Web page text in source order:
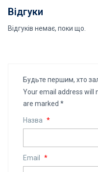
Відгуки
Відгуків немає, поки що.
Будьте першим, хто
Your email address will
are marked *
Назва *
Email *